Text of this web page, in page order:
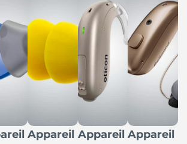
Appareil Appareil Appareil